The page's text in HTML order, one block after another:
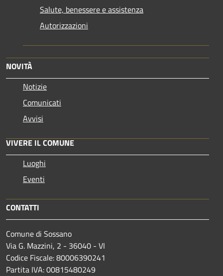
Salute, benessere e assistenza
Autorizzazioni
NOVITÀ
Notizie
Comunicati
Avvisi
VIVERE IL COMUNE
Luoghi
Eventi
CONTATTI
Comune di Sossano
Via G. Mazzini, 2 - 36040 - VI
Codice Fiscale: 80006390241
Partita IVA: 00815480249